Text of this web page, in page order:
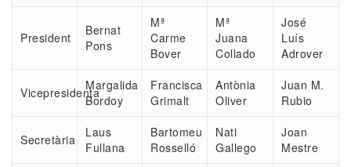
President
Bernat
Pons
Mª
Carme
Bover
Mª
Juana
Collado
José
Luís
Adrover
VicepresidentaMargalida
Bordoy
Francisca
Grimalt
Antònia
Oliver
Juan M.
Rubio
Secretària
Laus
Fullana
Bartomeu
Rosselló
Nati
Gallego
Joan
Mestre